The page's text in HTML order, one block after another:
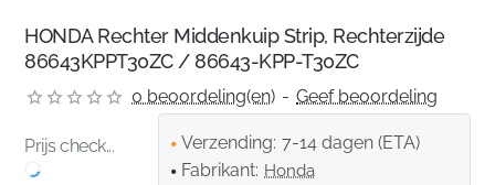
HONDA Rechter Middenkuip Strip, Rechterzijde
86643KPPT30ZC / 86643-KPP-T30ZC
0 beoordeling(en) - Geef beoordeling
Prijs check... Verzending: 7-14 dagen (ETA)
Fabrikant: Honda